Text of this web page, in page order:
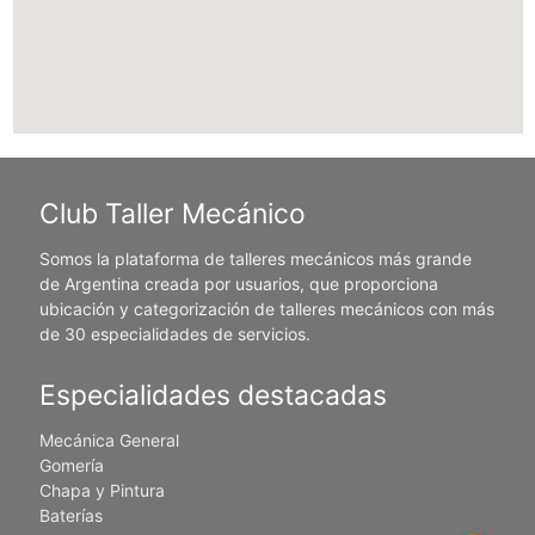
Club Taller Mecánico
Somos la plataforma de talleres mecánicos más grande
de Argentina creada por usuarios, que proporciona
ubicación y categorización de talleres mecánicos con más
de 30 especialidades de servicios.
Especialidades destacadas
Mecánica General
Gomería
Chapa y Pintura
Baterías